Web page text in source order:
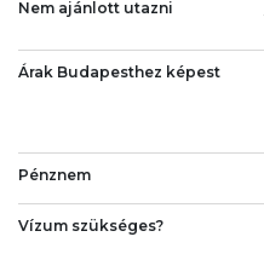
Nem ajánlott utazni
Árak Budapesthez képest
Pénznem
Vízum szükséges?